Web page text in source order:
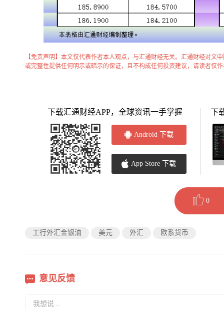
【免责声明】本文仅代表作者本人观点，与汇通财经无关。汇通财经对文
或完整性提供任何明示或暗示的保证，且不构成任何投资建议，请读者仅
下载汇通财经APP，全球资讯一手掌握
Android 下载
App Store 下载
下
0
工行外汇金银油 美元 外汇 欧系货币
意见反馈